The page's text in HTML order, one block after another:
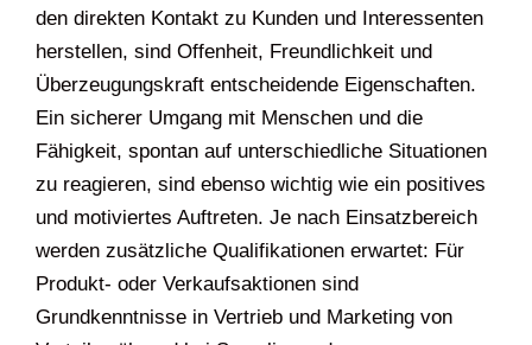
den direkten Kontakt zu Kunden und Interessenten
herstellen, sind Offenheit, Freundlichkeit und
Überzeugungskraft entscheidende Eigenschaften.
Ein sicherer Umgang mit Menschen und die
Fähigkeit, spontan auf unterschiedliche Situationen
zu reagieren, sind ebenso wichtig wie ein positives
und motiviertes Auftreten. Je nach Einsatzbereich
werden zusätzliche Qualifikationen erwartet: Für
Produkt- oder Verkaufsaktionen sind
Grundkenntnisse in Vertrieb und Marketing von